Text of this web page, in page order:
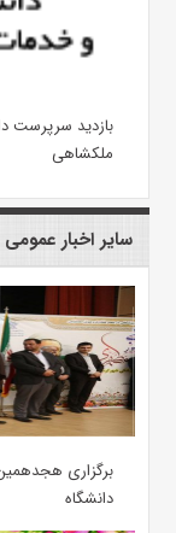
بازدید سرپرست
ملکشاهی
سایر اخبار عمومی
برگزاری
دانشگاه